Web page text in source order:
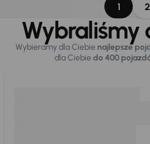
1 2
Wybraliśmy
Wybieramy dla Ciebie najlepsze
dla Ciebiedo 400